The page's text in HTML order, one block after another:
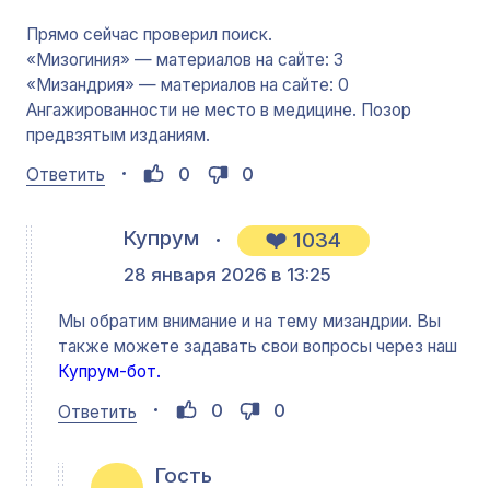
Прямо сейчас проверил поиск.
«Мизогиния» — материалов на сайте: 3
«Мизандрия» — материалов на сайте: 0
Ангажированности не место в медицине. Позор
предвзятым изданиям.
Ответить
0 0
Купрум 1034
28 января 2026 в 13:25
Мы обратим внимание и на тему мизандрии. Вы
также можете задавать свои вопросы через наш
Купрум-бот.
Ответить
0 0
Гость